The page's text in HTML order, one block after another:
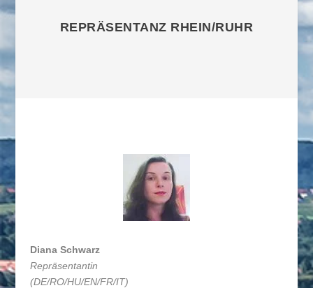
REPRÄSENTANZ RHEIN/RUHR
Diana Schwarz
Repräsentantin
(DE/RO/HU/EN/FR/IT)